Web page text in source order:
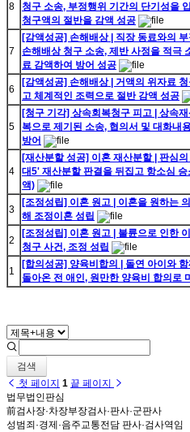
8
청구 소송, 부정행위 기간의 단기성을
청구액의 절반을 감액 성공
7
[감액성공] 손해배상 | 직장 동료와의
손해배상 청구 소송, 제반 사정을 적극
료 감액하여 방어 성공
6
[감액성공] 손해배상 | 거액의 위자료
고 체계적인 조력으로 절반 감액 성공
5
[청구 기각] 상속회복청구 피고 | 상속
복으로 제기된 소송, 협의서 및 대화내
방어
4
[재산분할 성공] 이혼 재산분할 | 판심
대5' 재산분할 판결을 뒤집고 항소심
액)
3
[조정성립] 이혼 원고 | 이혼을 원하는
해 조정이혼 성립
2
[조정성립] 이혼 원고 | 불륜으로 인한
청구 사건, 조정 성립
1
[합의성공] 양육비합의 | 돌연 아이와
돌아온 전 애인, 원만한 양육비 합의로
검색
첫 페이지 1 끝 페이지
법무법인판심
前검사장·차장부장검사·판사·군판사
성범죄·경제·음주교통전담 판사·검사역임